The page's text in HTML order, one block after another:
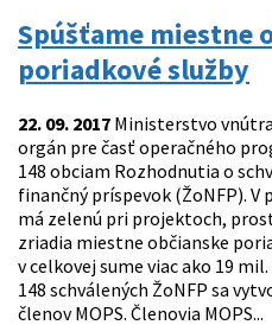
Spúšťame miestne
poriadkové služby
22. 09. 2017 Ministerstvo
orgán pre časť operačného
148 obciam Rozhodnutia o
finančný príspevok (ŽoNFP). V
má zelenú pri projektoch,
zriadia miestne občianske
v celkovej sume viac ako 19
148 schválených ŽoNFP sa
členov MOPS. Členovia MOPS...